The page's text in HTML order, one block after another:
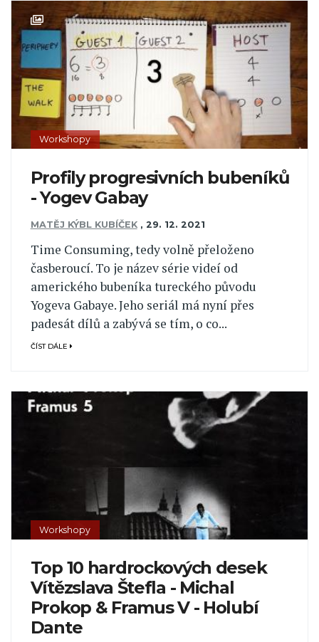
Workshopy
Profily progresivních bubeníků
- Yogev Gabay
MATĚJ KÝBL KUBÍČEK , 29. 12. 2021
Time Consuming, tedy volně přeloženo
časberoucí. To je název série videí od
amerického bubeníka tureckého původu
Yogeva Gabaye. Jeho seriál má nyní přes
padesát dílů a zabývá se tím, o co...
ČÍST DÁLE
Workshopy
Top 10 hardrockových desek
Vítězslava Štefla - Michal
Prokop & Framus V - Holubí
Dante